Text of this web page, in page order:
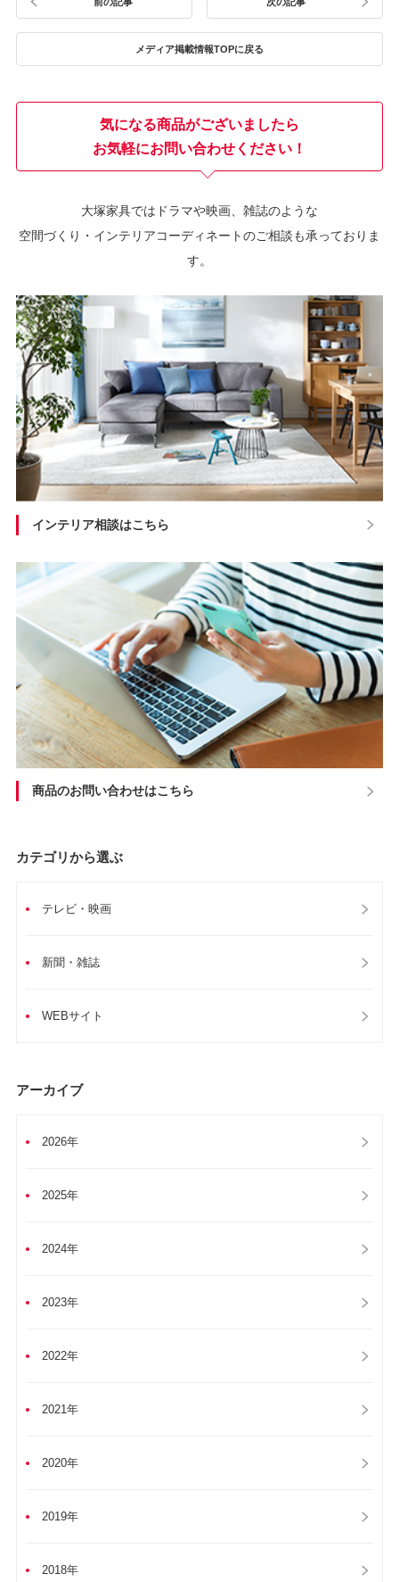
カテゴリから選ぶ
テレビ・映画
新聞・雑誌
WEBサイト
アーカイブ
2026年
2025年
2024年
2023年
2022年
2021年
2020年
2019年
2018年
メディア掲載情報TOPに戻る
気になる商品がございましたら
お気軽にお問い合わせください！
大塚家具ではドラマや映画、雑誌のような
空間づくり・インテリアコーディネートのご相談も承っておりま
す。
インテリア相談はこちら
商品のお問い合わせはこちら